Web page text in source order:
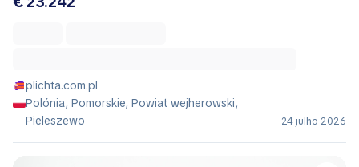
plichta.com.pl
Polónia, Pomorskie, Powiat wejherowski,
Pieleszewo
24 julho 2026